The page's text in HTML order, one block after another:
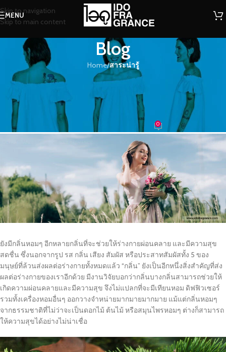
Skip to navigation
Skip to main content
MENU
Blog
Home/สาระน่ารู้
สาระน่ารู้
รวมกลิ่นหอมๆ ที่ช่วยให้ชีวิตมีความ
สุขมากขึ้น
น้องน้ำหอม On 16/10/2018 0
ยังมีกลิ่นหอมๆ อีกหลายกลิ่นที่จะช่วยให้ร่างกายผ่อนคลาย และมีความสุข
สดชื่น ซึ่งนอกจากรูป รส กลิ่น เสียง สัมผัส หรือประสาทสัมผัสทั้ง 5 ของ
มนุษย์ที่ล้วนส่งผลต่อร่างกายทั้งหมดแล้ว “กลิ่น” ยังเป็นอีกหนึ่งสิ่งสำคัญที่ส่ง
ผลต่อร่างกายของเราอีกด้วย มีงานวิจัยบอกว่ากลิ่นบางกลิ่นสามารถช่วยให้
เกิดความผ่อนคลายและมีความสุข จึงไม่แปลกที่จะมีเทียนหอม ดิฟฟิวเซอร์
รวมทั้งเครื่องหอมอื่นๆ ออกวางจำหน่ายมากมายมากมาย แม้แต่กลิ่นหอมๆ
จากธรรมชาติที่ไม่ว่าจะเป็นดอกไม้ ต้นไม้ หรือสมุนไพรหอมๆ ต่างก็สามารถ
ให้ความสุขได้อย่างไม่น่าเชื่อ